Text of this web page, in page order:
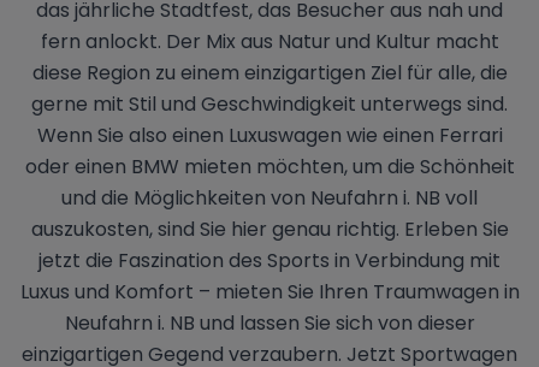
das jährliche Stadtfest, das Besucher aus nah und
fern anlockt. Der Mix aus Natur und Kultur macht
diese Region zu einem einzigartigen Ziel für alle, die
gerne mit Stil und Geschwindigkeit unterwegs sind.
Wenn Sie also einen Luxuswagen wie einen Ferrari
oder einen BMW mieten möchten, um die Schönheit
und die Möglichkeiten von Neufahrn i. NB voll
auszukosten, sind Sie hier genau richtig. Erleben Sie
jetzt die Faszination des Sports in Verbindung mit
Luxus und Komfort – mieten Sie Ihren Traumwagen in
Neufahrn i. NB und lassen Sie sich von dieser
einzigartigen Gegend verzaubern. Jetzt Sportwagen